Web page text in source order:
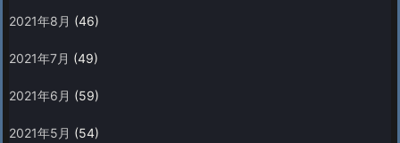
2021年8月 (46)
2021年7月 (49)
2021年6月 (59)
2021年5月 (54)